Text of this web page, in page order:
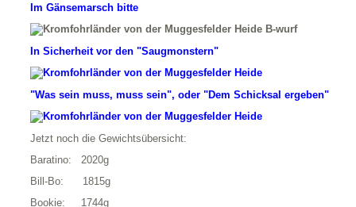
Im Gänsemarsch bitte
In Sicherheit vor den "Saugmonstern"
"Was sein muss, muss sein", oder "Dem Schicksal ergeben"
Jetzt noch die Gewichtsübersicht:
Baratino: 2020g
Bill-Bo: 1815g
Bookie: 1744g